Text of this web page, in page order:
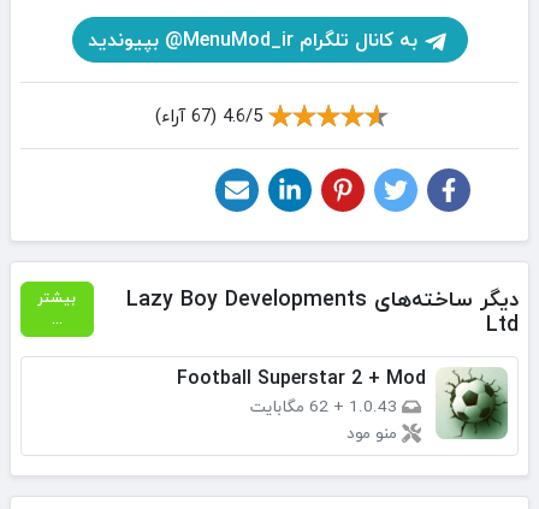
به کانال تلگرام MenuMod_ir@ بپیوندید
4.6/5 (67 آراء)
دیگر ساخته‌های Lazy Boy Developments
Ltd
بیشتر
...
Football Superstar 2 + Mod
1.0.43
+ 62 مگابایت
منو مود